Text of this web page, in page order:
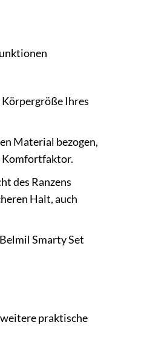
Ihres
Material bezogen,
Komfortfaktor.
des Ranzens
Halt, auch
Smarty Set
praktische